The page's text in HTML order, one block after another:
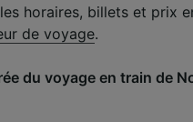
horaires, billets et prix
de voyage.
du voyage en train de